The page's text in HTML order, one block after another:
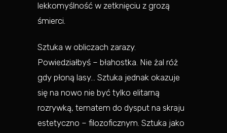
lekkomyślność w zetknięciu z grozą
śmierci.
Sztuka w obliczach zarazy.
Powiedziałbyś – błahostka. Nie żal róż
gdy płoną lasy… Sztuka jednak okazuje
się na nowo nie być tylko elitarną
rozrywką, tematem do dysput na skraju
estetyczno – filozoficznym. Sztuka jako